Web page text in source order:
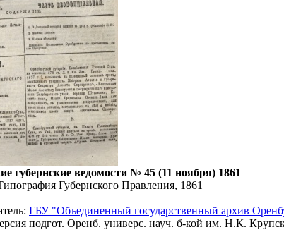
губернские ведомости № 45 (11 ноября) 1861
Губернского Правления, 1861
ГБУ "Объединенный государственный архив
подгот. Оренб. универс. науч. б-кой им. Н.К.